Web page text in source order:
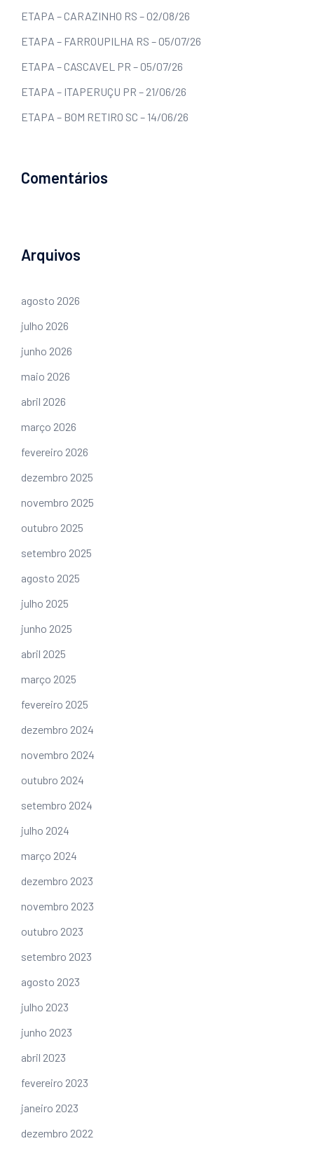
ETAPA – CARAZINHO RS – 02/08/26
ETAPA – FARROUPILHA RS – 05/07/26
ETAPA – CASCAVEL PR – 05/07/26
ETAPA – ITAPERUÇU PR – 21/06/26
ETAPA – BOM RETIRO SC – 14/06/26
Comentários
Arquivos
agosto 2026
julho 2026
junho 2026
maio 2026
abril 2026
março 2026
fevereiro 2026
dezembro 2025
novembro 2025
outubro 2025
setembro 2025
agosto 2025
julho 2025
junho 2025
abril 2025
março 2025
fevereiro 2025
dezembro 2024
novembro 2024
outubro 2024
setembro 2024
julho 2024
março 2024
dezembro 2023
novembro 2023
outubro 2023
setembro 2023
agosto 2023
julho 2023
junho 2023
abril 2023
fevereiro 2023
janeiro 2023
dezembro 2022